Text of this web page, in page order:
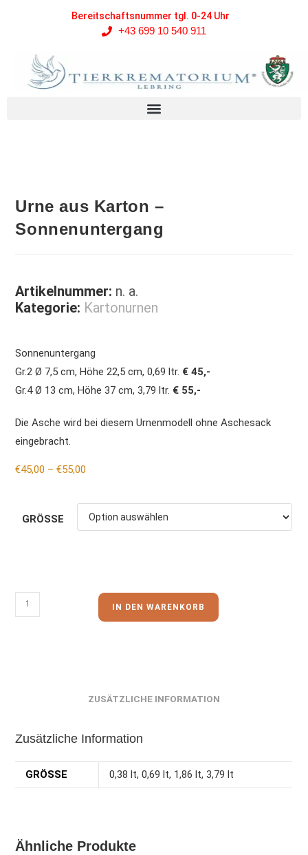
Bereitschaftsnummer tgl. 0-24 Uhr
+43 699 10 540 911
Urne aus Karton –
Sonnenuntergang
Artikelnummer: n. a.
Kategorie: Kartonurnen
Sonnenuntergang
Gr.2 Ø 7,5 cm, Höhe 22,5 cm, 0,69 ltr. € 45,-
Gr.4 Ø 13 cm, Höhe 37 cm, 3,79 ltr. € 55,-
Die Asche wird bei diesem Urnenmodell ohne Aschesack
eingebracht.
€45,00 –€55,00
GRÖSSE
IN DEN WARENKORB
ZUSÄTZLICHE INFORMATION
Zusätzliche Information
GRÖSSE 0,38 lt, 0,69 lt, 1,86 lt, 3,79 lt
Ähnliche Produkte